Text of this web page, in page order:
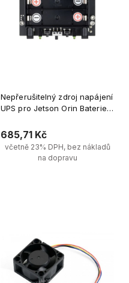
Nepřerušitelný zdroj napájení
UPS pro Jetson Orin Baterie
685,71 Kč
včetně 23% DPH, bez nákladů
na dopravu